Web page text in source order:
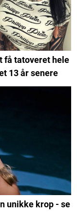
få tatoveret hele
13 år senere
unikke krop - se